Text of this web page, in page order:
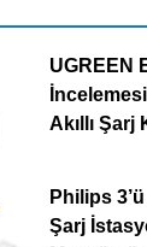
UGREEN
Akıllı Şarj
Philips
Şarj